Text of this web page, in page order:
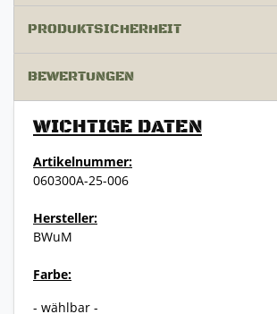
PRODUKTSICHERHEIT
BEWERTUNGEN
WICHTIGE DATEN
Artikelnummer:
060300A-25-006
Hersteller:
BWuM
Farbe:
- wählbar -